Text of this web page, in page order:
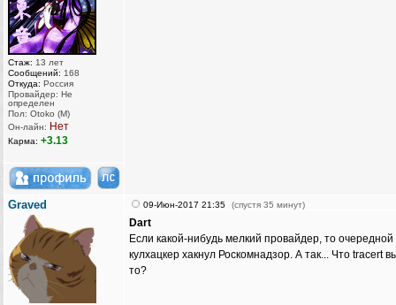
Стаж: 13 лет
Сообщений: 168
Откуда: Россия
Провайдер: Не
определен
Пол: Otoko (M)
Он-лайн: Нет
Карма: +3.13
Graved 09-Июн-2017 21:35 (спустя 35 минут)
Dart
Если какой-нибудь мелкий провайдер, то очередной
кулхацкер хакнул Роскомнадзор. А так... Что tracert
то?